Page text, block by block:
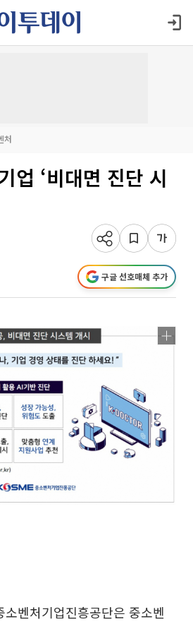
처
업 ‘비대면 진단 시
구글 선호매체 추가
벤처기업진흥공단은 중소벤